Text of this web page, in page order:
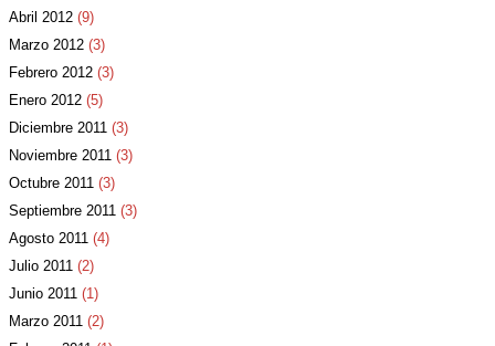
Abril 2012 (9)
Marzo 2012 (3)
Febrero 2012 (3)
Enero 2012 (5)
Diciembre 2011 (3)
Noviembre 2011 (3)
Octubre 2011 (3)
Septiembre 2011 (3)
Agosto 2011 (4)
Julio 2011 (2)
Junio 2011 (1)
Marzo 2011 (2)